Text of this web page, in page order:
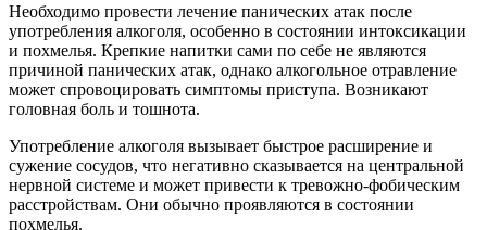
Необходимо провести лечение панических атак после
употребления алкоголя, особенно в состоянии интоксикации
и похмелья. Крепкие напитки сами по себе не являются
причиной панических атак, однако алкогольное отравление
может спровоцировать симптомы приступа. Возникают
головная боль и тошнота.
Употребление алкоголя вызывает быстрое расширение и
сужение сосудов, что негативно сказывается на центральной
нервной системе и может привести к тревожно-фобическим
расстройствам. Они обычно проявляются в состоянии
похмелья.